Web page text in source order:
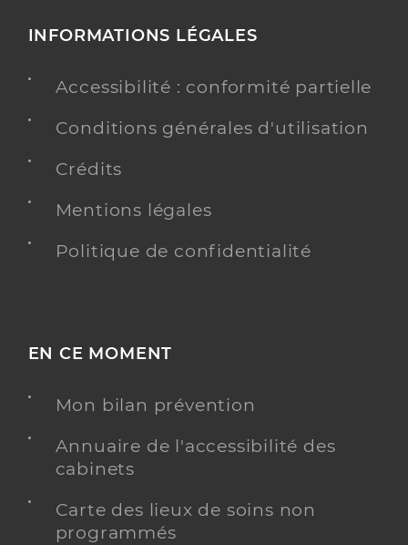
INFORMATIONS LÉGALES
Accessibilité : conformité partielle
Conditions générales d'utilisation
Crédits
Mentions légales
Politique de confidentialité
EN CE MOMENT
Mon bilan prévention
Annuaire de l'accessibilité des
cabinets
Carte des lieux de soins non
programmés